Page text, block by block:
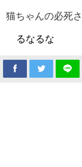
猫ちゃんの必死
るなるな